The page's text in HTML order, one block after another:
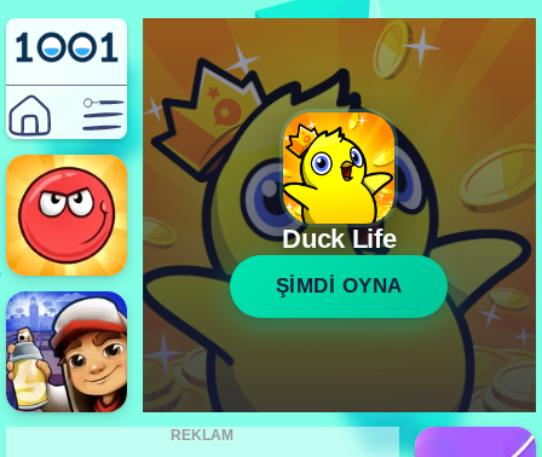
Duck Life
ŞİMDİ OYNA
REKLAM